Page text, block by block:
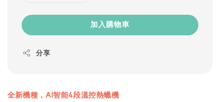
加入購物車
分享
全新機種，AI智能4段溫控熱蠟機